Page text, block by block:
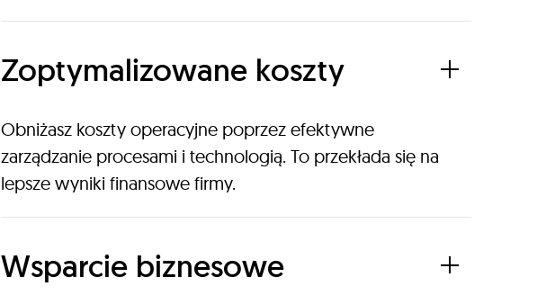
Zoptymalizowane koszty
Obniżasz koszty operacyjne poprzez efektywne
zarządzanie procesami i technologią. To przekłada się na
lepsze wyniki finansowe firmy.
Wsparcie biznesowe